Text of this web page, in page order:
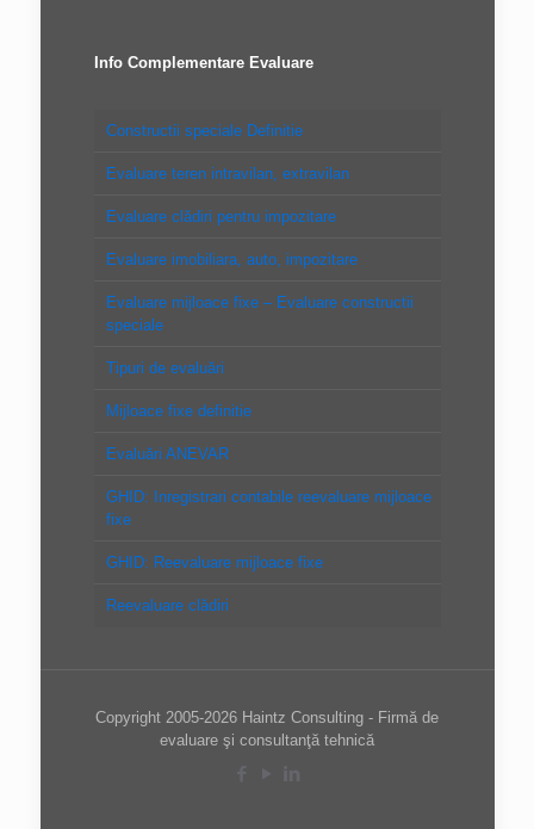
Info Complementare Evaluare
Constructii speciale Definitie
Evaluare teren intravilan, extravilan
Evaluare clădiri pentru impozitare
Evaluare imobiliara, auto, impozitare
Evaluare mijloace fixe – Evaluare constructii
speciale
Tipuri de evaluări
Mijloace fixe definitie
Evaluări ANEVAR
GHID: Inregistrari contabile reevaluare mijloace
fixe
GHID: Reevaluare mijloace fixe
Reevaluare clădiri
Copyright 2005-2026 Haintz Consulting - Firmă de
evaluare şi consultanţă tehnică